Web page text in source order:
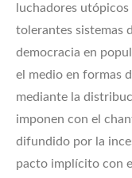
luchadores
tolerantes sistemas
democracia en
el medio en formas
mediante la
imponen con el
difundido por la
pacto implícito con